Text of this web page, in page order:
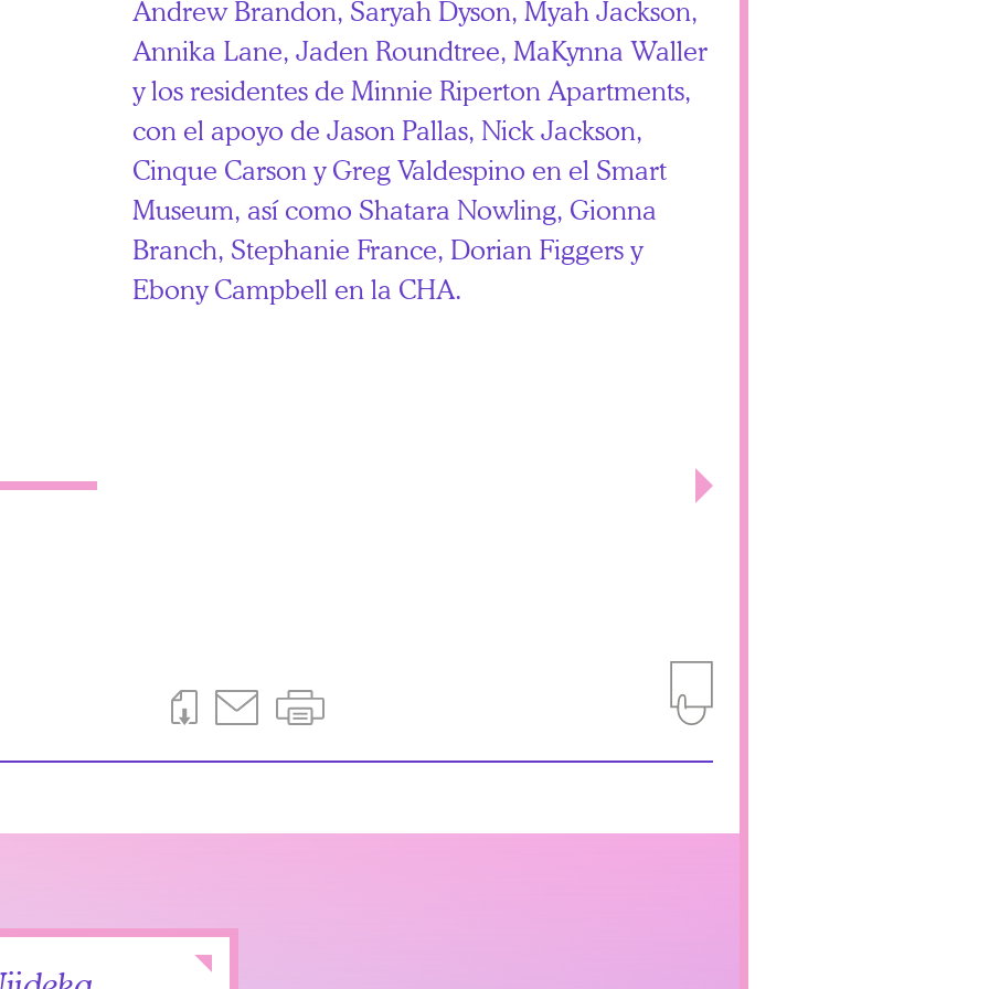
Andrew Brandon, Saryah Dyson, Myah Jackson,
Annika Lane, Jaden Roundtree, MaKynna Waller
y los residentes de Minnie Riperton Apartments,
con el apoyo de Jason Pallas, Nick Jackson,
Cinque Carson y Greg Valdespino en el Smart
Museum, así como Shatara Nowling, Gionna
Branch, Stephanie France, Dorian Figgers y
Ebony Campbell en la CHA.
Collapse